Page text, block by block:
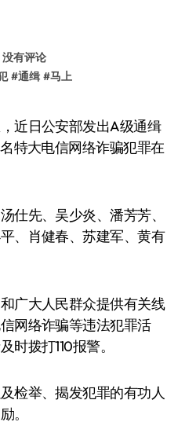
没有评论
#通缉 #马上
特大电信网络诈骗犯罪在
仕先、吴少炎、潘芳芳、
、肖健春、苏建军、黄有
广大人民群众提供有关线
网络诈骗等违法犯罪活
时拨打110报警。
检举、揭发犯罪的有功人
。